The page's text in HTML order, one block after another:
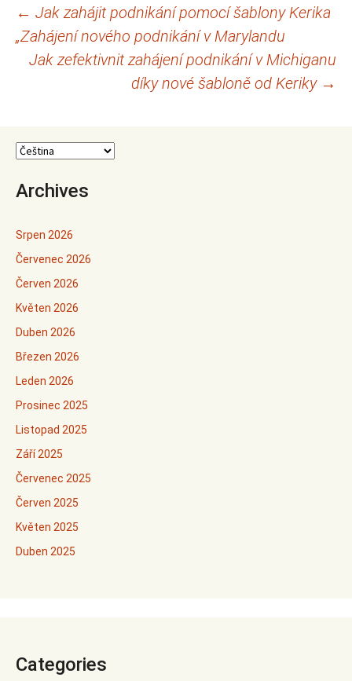
Navigace
pro
← Jak zahájit podnikání pomocí šablony Kerika
„Zahájení nového podnikání v Marylandu
Jak zefektivnit zahájení podnikání v Michiganu
díky nové šabloně od Keriky →
Archives
Srpen 2026
Červenec 2026
Červen 2026
Květen 2026
Duben 2026
Březen 2026
Leden 2026
Prosinec 2025
Listopad 2025
Září 2025
Červenec 2025
Červen 2025
Květen 2025
Duben 2025
Categories